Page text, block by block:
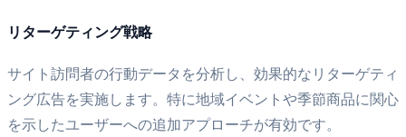
リターゲティング戦略
サイト訪問者の行動データを分析し、効果的なリターゲティ
ング広告を実施します。特に地域イベントや季節商品に関心
を示したユーザーへの追加アプローチが有効です。